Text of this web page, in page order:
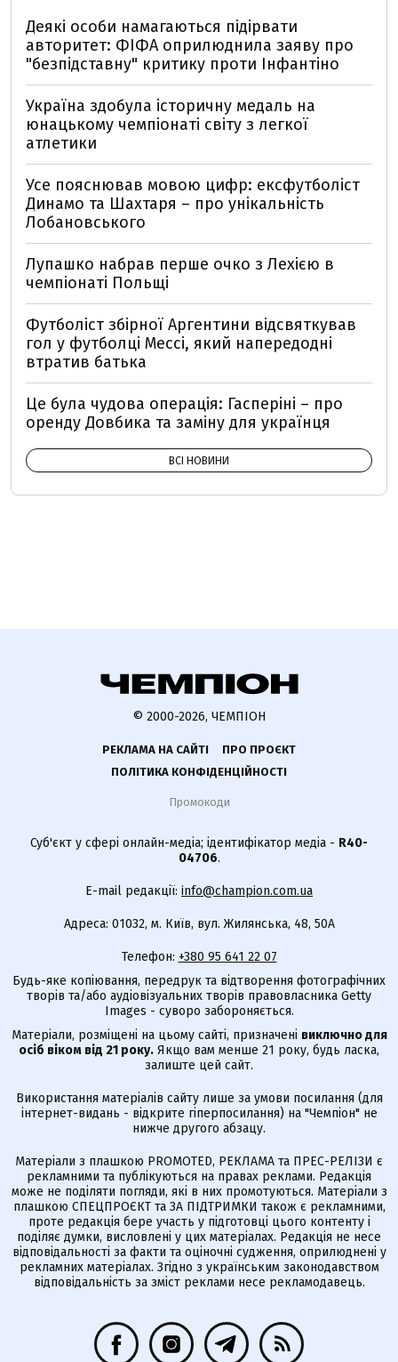
Деякі особи намагаються підірвати
авторитет: ФІФА оприлюднила заяву про
"безпідставну" критику проти Інфантіно
Україна здобула історичну медаль на
юнацькому чемпіонаті світу з легкої
атлетики
Усе пояснював мовою цифр: ексфутболіст
Динамо та Шахтаря – про унікальність
Лобановського
Лупашко набрав перше очко з Лехією в
чемпіонаті Польщі
Футболіст збірної Аргентини відсвяткував
гол у футболці Мессі, який напередодні
втратив батька
Це була чудова операція: Гасперіні – про
оренду Довбика та заміну для українця
ВСІ НОВИНИ
© 2000-2026, ЧЕМПІОН
РЕКЛАМА НА САЙТІ
ПРО ПРОЄКТ
ПОЛІТИКА КОНФІДЕНЦІЙНОСТІ
Промокоди
Суб'єкт у сфері онлайн-медіа; ідентифікатор медіа - R40-
04706.
E-mail редакції: info@champion.com.ua
Адреса: 01032, м. Київ, вул. Жилянська, 48, 50А
Телефон: +380 95 641 22 07
Будь-яке копіювання, передрук та відтворення фотографічних
творів та/або аудіовізуальних творів правовласника Getty
Images - суворо забороняється.
Матеріали, розміщені на цьому сайті, призначені виключно для
осіб віком від 21 року. Якщо вам менше 21 року, будь ласка,
залиште цей сайт.
Використання матеріалів сайту лише за умови посилання (для
інтернет-видань - відкрите гіперпосилання) на "Чемпіон" не
нижче другого абзацу.
Матеріали з плашкою PROMOTED, РЕКЛАМА та ПРЕС-РЕЛІЗИ є
рекламними та публікуються на правах реклами. Редакція
може не поділяти погляди, які в них промотуються. Матеріали з
плашкою СПЕЦПРОЄКТ та ЗА ПІДТРИМКИ також є рекламними,
проте редакція бере участь у підготовці цього контенту і
поділяє думки, висловлені у цих матеріалах. Редакція не несе
відповідальності за факти та оціночні судження, оприлюднені у
рекламних матеріалах. Згідно з українським законодавством
відповідальність за зміст реклами несе рекламодавець.